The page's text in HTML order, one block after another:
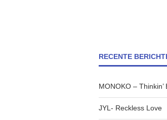
RECENTE
MONOKO –
JYL- Reckless Love